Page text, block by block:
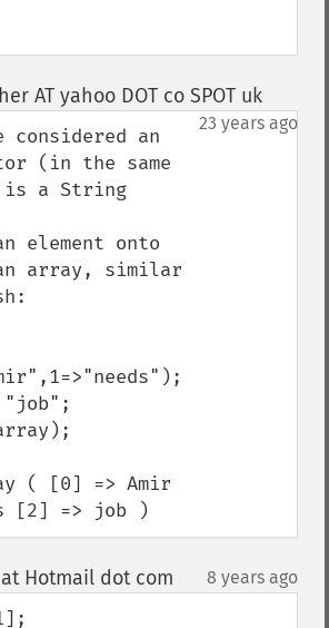
AT yahoo DOT co SPOT uk¶
23 years ago
considered an
(in the same
is a String
element onto
array, similar
( [0] => Amir
[2] => job )
Hotmail dot com 8 years ago